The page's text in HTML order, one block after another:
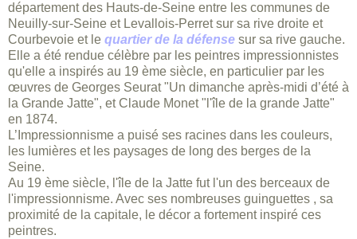
département des Hauts-de-Seine entre les communes de
Neuilly-sur-Seine et Levallois-Perret sur sa rive droite et
Courbevoie et le quartier de la défense sur sa rive gauche.
Elle a été rendue célèbre par les peintres impressionnistes
qu'elle a inspirés au 19 ème siècle, en particulier par les
œuvres de Georges Seurat"Un dimanche après-midi d’été à
la Grande Jatte", et Claude Monet " l'île de la grande Jatte"
en 1874.
L’Impressionnisme a puisé ses racines dans les couleurs,
les lumières et les paysages de long des berges de la
Seine.
Au 19 ème siècle, l'île de la Jatte fut l'un des berceaux de
l'impressionnisme. Avec ses nombreuses guinguettes , sa
proximité de la capitale, le décor a fortement inspiré ces
peintres.